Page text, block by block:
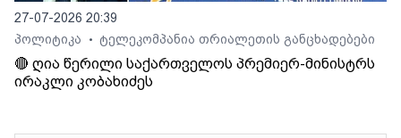
27-07-2026 20:39
პოლიტიკა
• ტელეკომპანია თრიალეთის განცხადებები
🔴 ღია წერილი საქართველოს პრემიერ-მინისტრს
ირაკლი კობახიძეს